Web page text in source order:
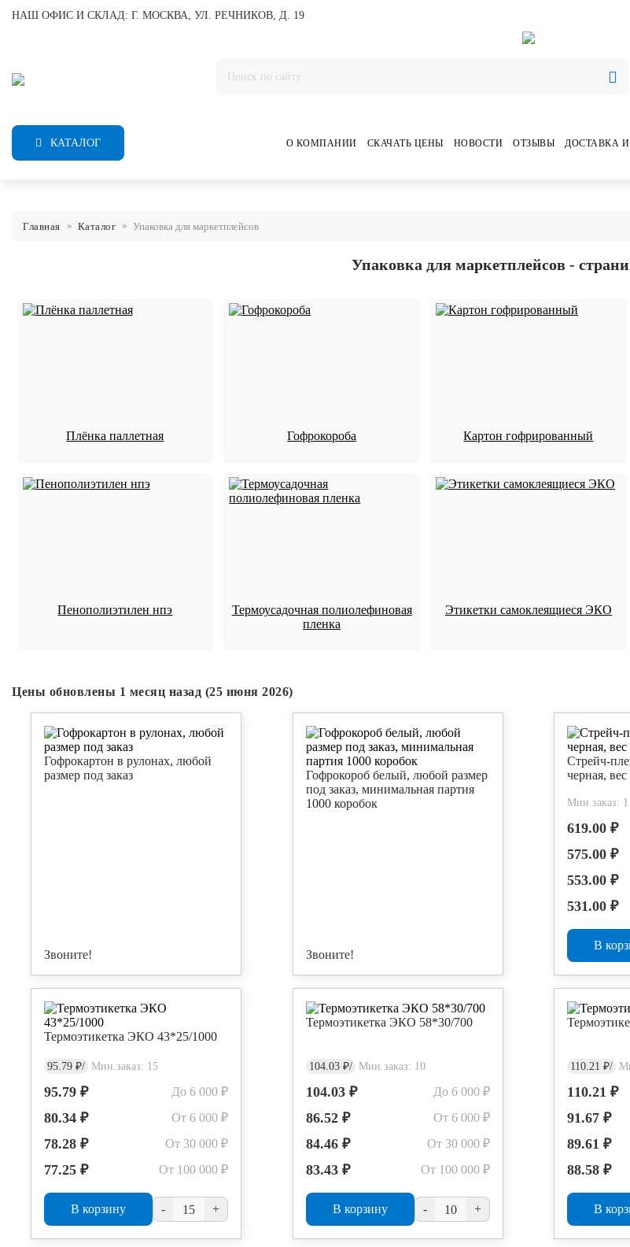
НАШ ОФИС И СКЛАД: Г. МОСКВА, УЛ. РЕЧНИКОВ, Д. 19
КАТАЛОГ О КОМПАНИИ СКАЧАТЬ ЦЕНЫ НОВОСТИ ОТЗЫВЫ ДОСТАВКА
Главная Каталог Упаковка для маркетплейсов
Упаковка для маркетплейсов -
Плёнка паллетная Гофрокороба Картон гофрированный
Пенополиэтилен нпэ
Термоусадочная полиолефиновая
пленка
Этикетки самоклеящиеся ЭКО
Цены обновлены 1 месяц назад (25 июня 2026)
Гофрокартон в рулонах, любой
размер под заказ
Звоните!
Гофрокороб белый, любой размер
под заказ, минимальная партия
1000 коробок
Звоните!
Стрейч-
черная,
Мин.заказ: 1
619.00 ₽
575.00 ₽
553.00 ₽
531.00 ₽
В
Термоэтикетка ЭКО 43*25/1000
95.79 ₽/ Мин.заказ: 15
95.79 ₽ До 6 000 ₽
80.34 ₽ От 6 000 ₽
78.28 ₽ От 30 000 ₽
77.25 ₽ От 100 000 ₽
В корзину - +
Термоэтикетка ЭКО 58*30/700
104.03 ₽/ Мин.заказ: 10
104.03 ₽ До 6 000 ₽
86.52 ₽ От 6 000 ₽
84.46 ₽ От 30 000 ₽
83.43 ₽ От 100 000 ₽
В корзину - +
110.21 ₽/
110.21 ₽
91.67 ₽
89.61 ₽
88.58 ₽
В